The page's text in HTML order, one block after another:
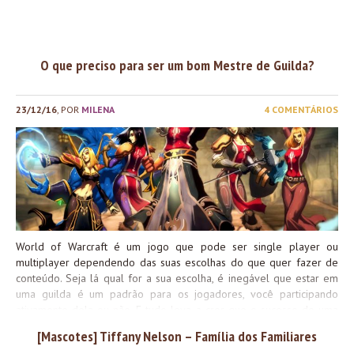
O que preciso para ser um bom Mestre de Guilda?
23/12/16, POR MILENA 4 COMENTÁRIOS
World of Warcraft é um jogo que pode ser single player ou
multiplayer dependendo das suas escolhas do que quer fazer de
conteúdo. Seja lá qual for a sua escolha, é inegável que estar em
uma guilda é um padrão para os jogadores, você participando
dela, principalmente do empenho do Mestre de Guilda e dos
[Mascotes] Tiffany Nelson – Família dos Familiares